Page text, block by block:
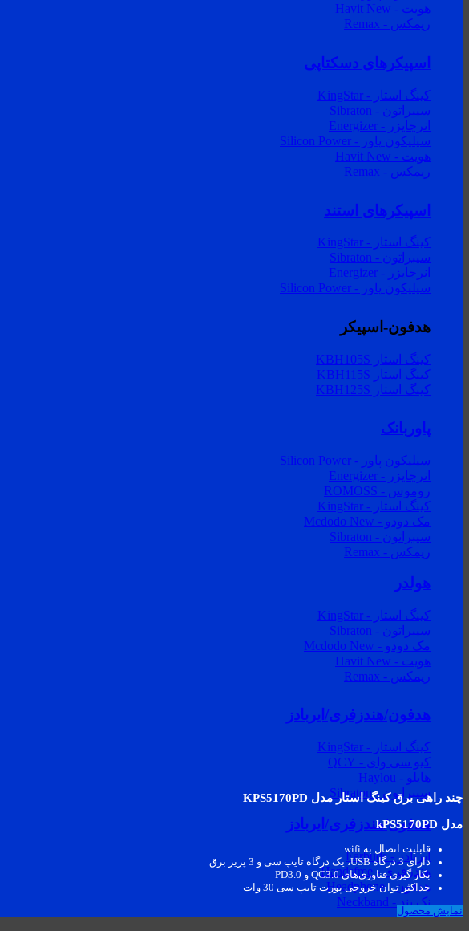
هویت - Havit
ریمکس - Remax
اسپیکرهای دسکتاپی
کینگ استار - KingStar
سیبراتون - Sibraton
انرجایزر - Energizer
سیلیکون پاور - Silicon Power
هویت - Havit
ریمکس - Remax
اسپیکرهای استند
کینگ استار - KingStar
سیبراتون - Sibraton
انرجایزر - Energizer
سیلیکون پاور - Silicon Power
هدفون-اسپیکر
کینگ استار KBH105S
کینگ استار KBH115S
کینگ استار KBH125S
پاوربانک
سیلیکون پاور - Silicon Power
انرجایزر - Energizer
روموس - ROMOSS
کینگ استار - KingStar
مک دودو - Mcdodo
سیبراتون - Sibraton
ریمکس - Remax
هولدر
کینگ استار - KingStar
سیبراتون - Sibraton
مک دودو - Mcdodo
هویت - Havit
ریمکس - Remax
هدفون/هندزفری/ایربادز
کینگ استار - KingStar
کیو سی وای - QCY
هایلو - Haylou
سیبراتون - Sibraton
هدفون/هندزفری/ایربادز
ایربادز - Earbuds
هندزفری - Handsfree
هدفون - Headphone
نک بند - Neckband
چند راهی برق کینگ استار مدل KPS5170PD
مدل kPS5170PD
قابلیت اتصال به wifi
دارای 3 درگاه USB، یک درگاه تایپ سی و 3 پریز برق
بکار گیری فناوری‌های QC3.0 و PD3.0
حداکثر توان خروجی پورت تایپ سی 30 وات
نمایش محصول